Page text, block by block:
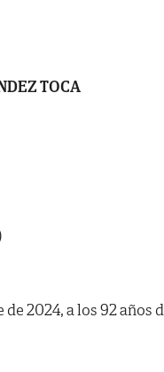
TOCA
2024, a los 92 años